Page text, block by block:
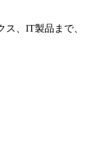
、IT製品まで、